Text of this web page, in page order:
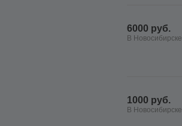
6000 руб.
В Новосибирске
1000 руб.
В Новосибирске